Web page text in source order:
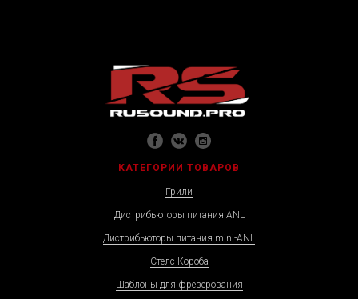
КАТЕГОРИИ ТОВАРОВ
Грили
Дистрибьюторы питания ANL
Дистрибьюторы питания mini-ANL
Стелс Короба
Шаблоны для фрезерования